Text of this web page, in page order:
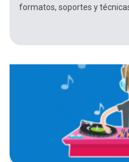
formatos, soportes y